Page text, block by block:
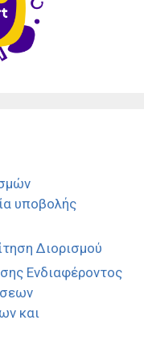
υποβολής
Διορισμού
Ενδιαφέροντος
και